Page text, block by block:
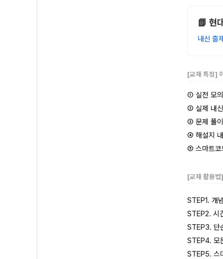
📗 현
내신 출
[교재 특징]
① 실전 모
② 실제 내
③ 문제 풀
④ 해설지
⑤ 스마트
[교재 활용법
STEP1. 개
STEP2. 시
STEP3. 단
STEP4. 모
STEP5. 스